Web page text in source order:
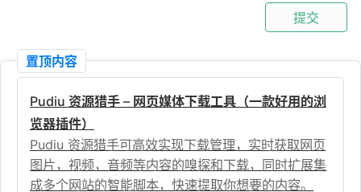
提交
置顶内容
Pudiu 资源猎手 – 网页媒体下载工具（一款好用的浏
览器插件）
Pudiu 资源猎手可高效实现下载管理，实时获取网页
图片，视频，音频等内容的嗅探和下载，同时扩展集
成多个网站的智能脚本，快速提取你想要的内容。